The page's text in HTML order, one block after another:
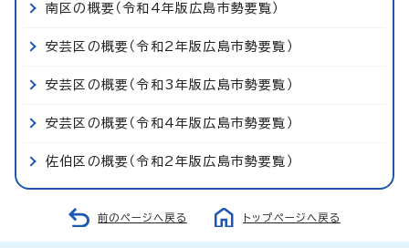
南区の概要（令和4年版広島市勢要覧）
安芸区の概要（令和2年版広島市勢要覧）
安芸区の概要（令和3年版広島市勢要覧）
安芸区の概要（令和4年版広島市勢要覧）
佐伯区の概要（令和2年版広島市勢要覧）
前のページへ戻る トップページへ戻る